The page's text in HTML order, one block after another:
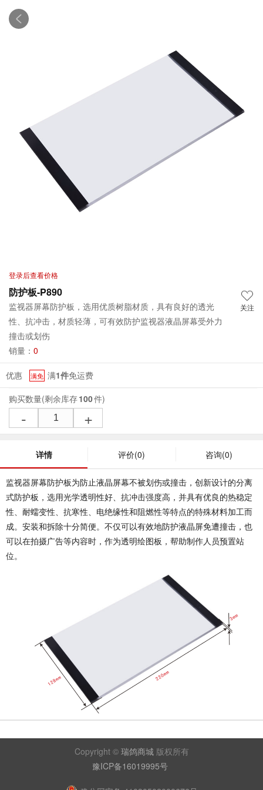
登录后查看价格
防护板-P890
监视器屏幕防护板，选用优质树脂材质，具有良好的透光
性、抗冲击，材质轻薄，可有效防护监视器液晶屏幕受外力
撞击或划伤
关注
销量： 0
优惠 满免 满1件免运费
购买数量(剩余库存100件)
- +
详情 评价(0) 咨询(0)
监视器屏幕防护板为防止液晶屏幕不被划伤或撞击，创新设计的分离
式防护板，选用光学透明性好、抗冲击强度高，并具有优良的热稳定
性、耐蠕变性、抗寒性、电绝缘性和阻燃性等特点的特殊材料加工而
成。安装和拆除十分简便。不仅可以有效地防护液晶屏免遭撞击，也
可以在拍摄广告等内容时，作为透明绘图板，帮助制作人员预置站
位。
Copyright © 瑞鸽商城版权所有
豫ICP备16019995号